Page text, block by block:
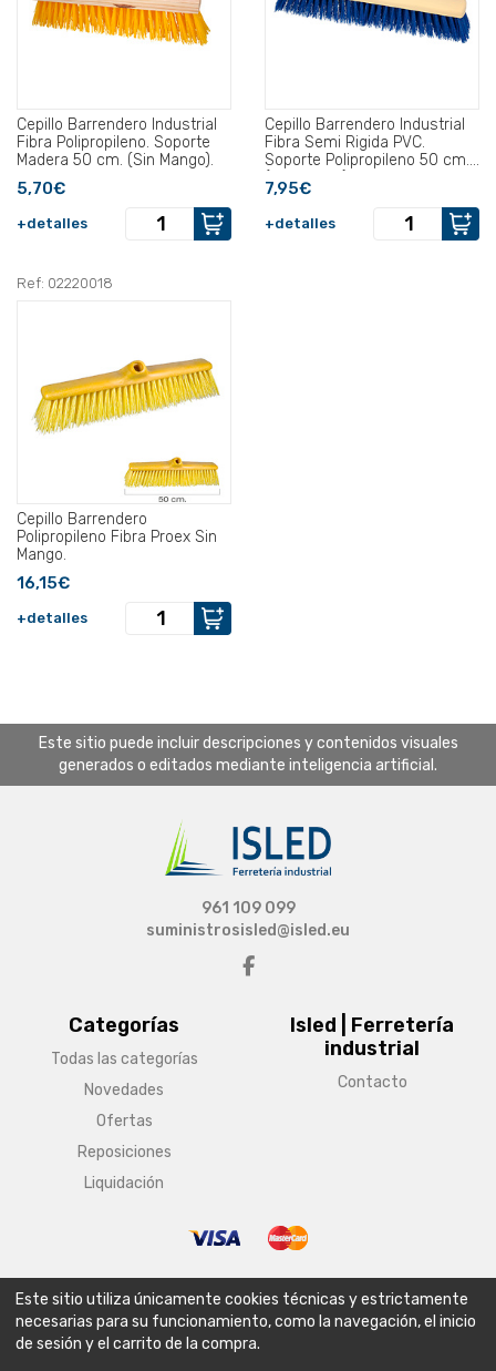
Cepillo Barrendero Industrial
Fibra Polipropileno. Soporte
Madera 50 cm. (Sin Mango).
5,70€
+detalles
Cepillo Barrendero Industrial
Fibra Semi Rigida PVC.
Soporte Polipropileno 50 cm.
(Sin Mango).
7,95€
+detalles
Ref: 02220018
Cepillo Barrendero
Polipropileno Fibra Proex Sin
Mango.
16,15€
+detalles
Este sitio puede incluir descripciones y contenidos visuales
generados o editados mediante inteligencia artificial.
Categorías
Todas las categorías
Novedades
Ofertas
Reposiciones
Liquidación
Isled | Ferretería
industrial
Contacto
961 109 099
suministrosisled@isled.eu
Aviso legal Condiciones generales de venta
Política de envío
Política de privacidad
Política de cookies
Este sitio utiliza únicamente cookies técnicas y estrictamente
necesarias para su funcionamiento, como la navegación, el inicio
de sesión y el carrito de la compra.